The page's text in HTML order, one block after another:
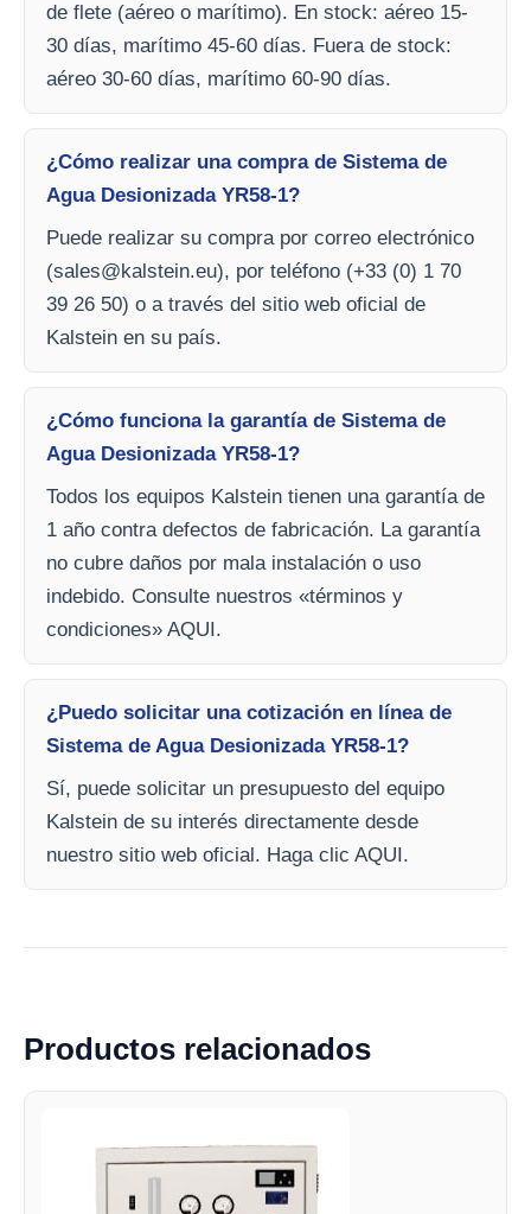
de flete (aéreo o marítimo). En stock: aéreo 15-
30 días, marítimo 45-60 días. Fuera de stock:
aéreo 30-60 días, marítimo 60-90 días.
¿Cómo realizar una compra de Sistema de
Agua Desionizada YR58-1?
Puede realizar su compra por correo electrónico
(sales@kalstein.eu), por teléfono (+33 (0) 1 70
39 26 50) o a través del sitio web oficial de
Kalstein en su país.
¿Cómo funciona la garantía de Sistema de
Agua Desionizada YR58-1?
Todos los equipos Kalstein tienen una garantía de
1 año contra defectos de fabricación. La garantía
no cubre daños por mala instalación o uso
indebido. Consulte nuestros «términos y
condiciones» AQUI.
¿Puedo solicitar una cotización en línea de
Sistema de Agua Desionizada YR58-1?
Sí, puede solicitar un presupuesto del equipo
Kalstein de su interés directamente desde
nuestro sitio web oficial. Haga clic AQUI.
Productos relacionados